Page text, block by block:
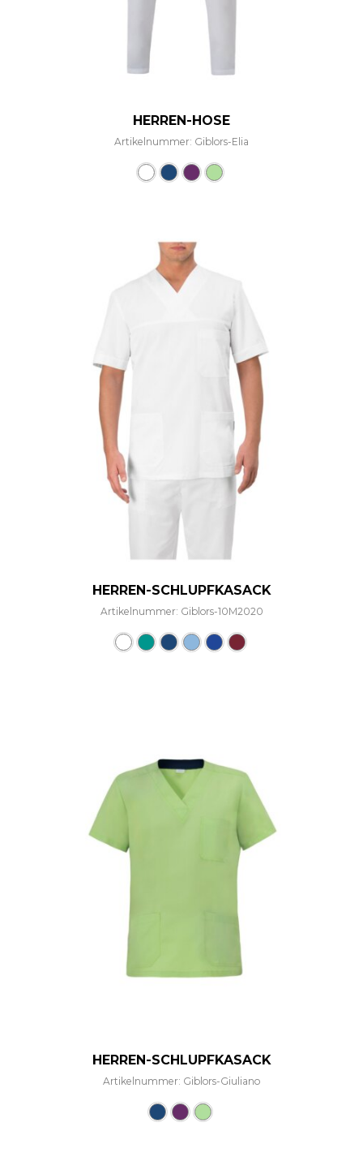
HERREN-HOSE
Artikelnummer: Giblors-Elia
HERREN-SCHLUPFKASACK
Artikelnummer: Giblors-10M2020
HERREN-SCHLUPFKASACK
Artikelnummer: Giblors-Giuliano